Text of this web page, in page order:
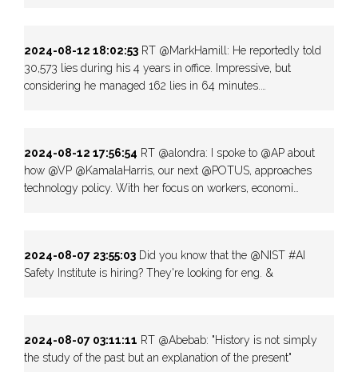
2024-08-12 18:02:53 RT @MarkHamill: He reportedly told
30,573 lies during his 4 years in office. Impressive, but
considering he managed 162 lies in 64 minutes.…
2024-08-12 17:56:54 RT @alondra: I spoke to @AP about
how @VP @KamalaHarris, our next @POTUS, approaches
technology policy. With her focus on workers, economi…
2024-08-07 23:55:03 Did you know that the @NIST #AI
Safety Institute is hiring? They're looking for eng. &
2024-08-07 03:11:11 RT @Abebab: "History is not simply
the study of the past but an explanation of the present"